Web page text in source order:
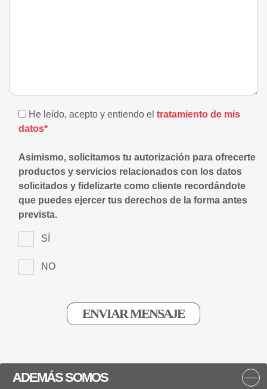
He leído, acepto y entiendo el tratamiento de mis
datos*
Asimismo, solicitamos tu autorización para ofrecerte
productos y servicios relacionados con los datos
solicitados y fidelizarte como cliente recordándote
que puedes ejercer tus derechos de la forma antes
prevista.
SÍ
NO
ADEMÁS SOMOS